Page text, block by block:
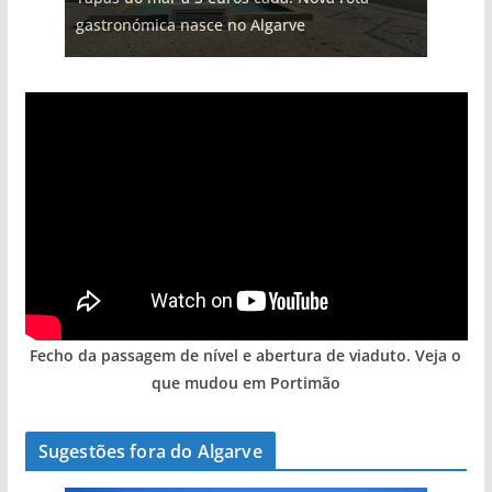
gastronómica nasce no Algarve
arribas em risco no Algarve (com vídeo)
hotéis (com vídeo)
Algarve voltam a ter vida (com vídeo)
entre redes e fábricas
Fecho da passagem de nível e abertura de viaduto. Veja o
que mudou em Portimão
Sugestões fora do Algarve